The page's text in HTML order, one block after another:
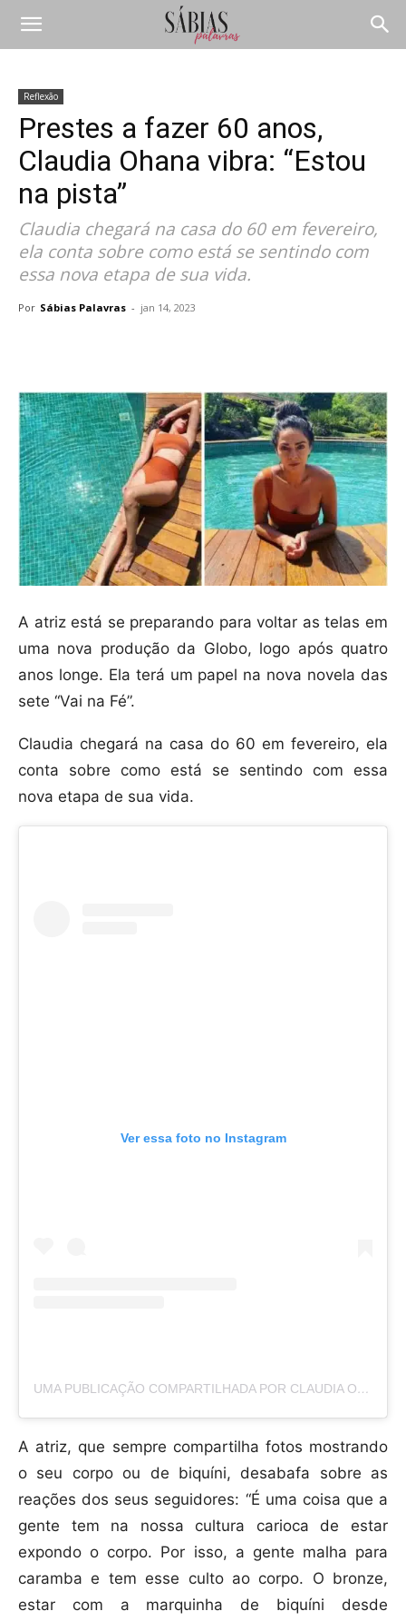
Reflexão
Prestes a fazer 60 anos,
Claudia Ohana vibra: “Estou
na pista”
Claudia chegará na casa do 60 em fevereiro,
ela conta sobre como está se sentindo com
essa nova etapa de sua vida.
Por Sábias Palavras - jan 14, 2023
A atriz está se preparando para voltar as telas em
uma nova produção da Globo, logo após quatro
anos longe. Ela terá um papel na nova novela das
sete “Vai na Fé”.
Claudia chegará na casa do 60 em fevereiro, ela
conta sobre como está se sentindo com essa
nova etapa de sua vida.
Ver essa foto no Instagram
UMA PUBLICAÇÃO COMPARTILHADA POR CLAUDIA OHANA (@OHANAREAL)
A atriz, que sempre compartilha fotos mostrando
o seu corpo ou de biquíni, desabafa sobre as
reações dos seus seguidores: “É uma coisa que a
gente tem na nossa cultura carioca de estar
expondo o corpo. Por isso, a gente malha para
caramba e tem esse culto ao corpo. O bronze,
estar com a marquinha de biquíni desde